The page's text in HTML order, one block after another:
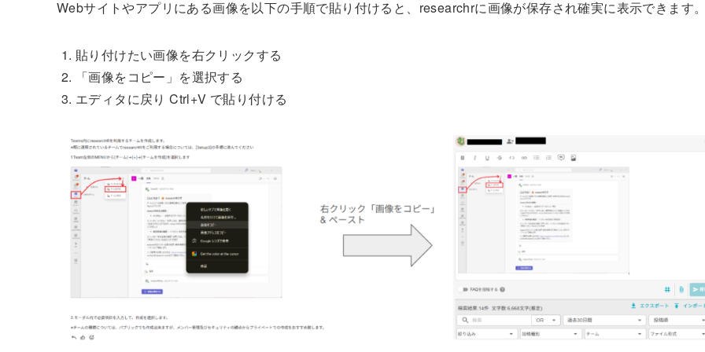
Webサイトやアプリにある画像を以下の手順で貼り付けると、researchrに画像が保存され確実に表示できます
貼り付けたい画像を右クリックする
「画像をコピー」を選択する
エディタに戻り Ctrl+V で貼り付ける